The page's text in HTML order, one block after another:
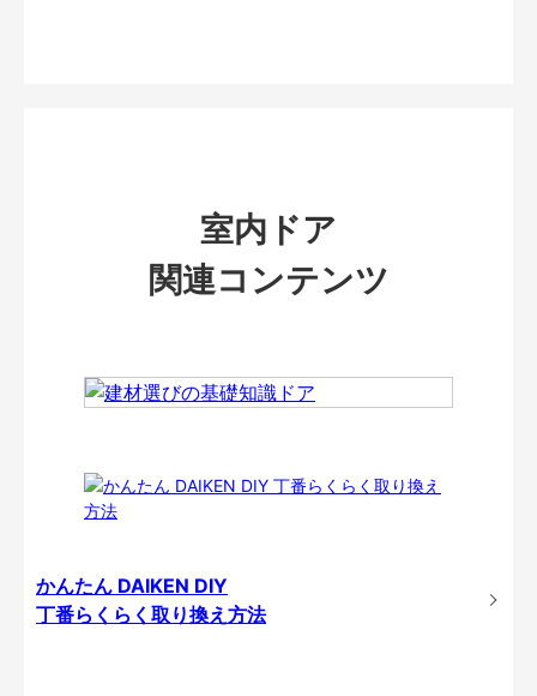
室内ドア
関連コンテンツ
かんたん DAIKEN DIY
丁番らくらく取り換え方法